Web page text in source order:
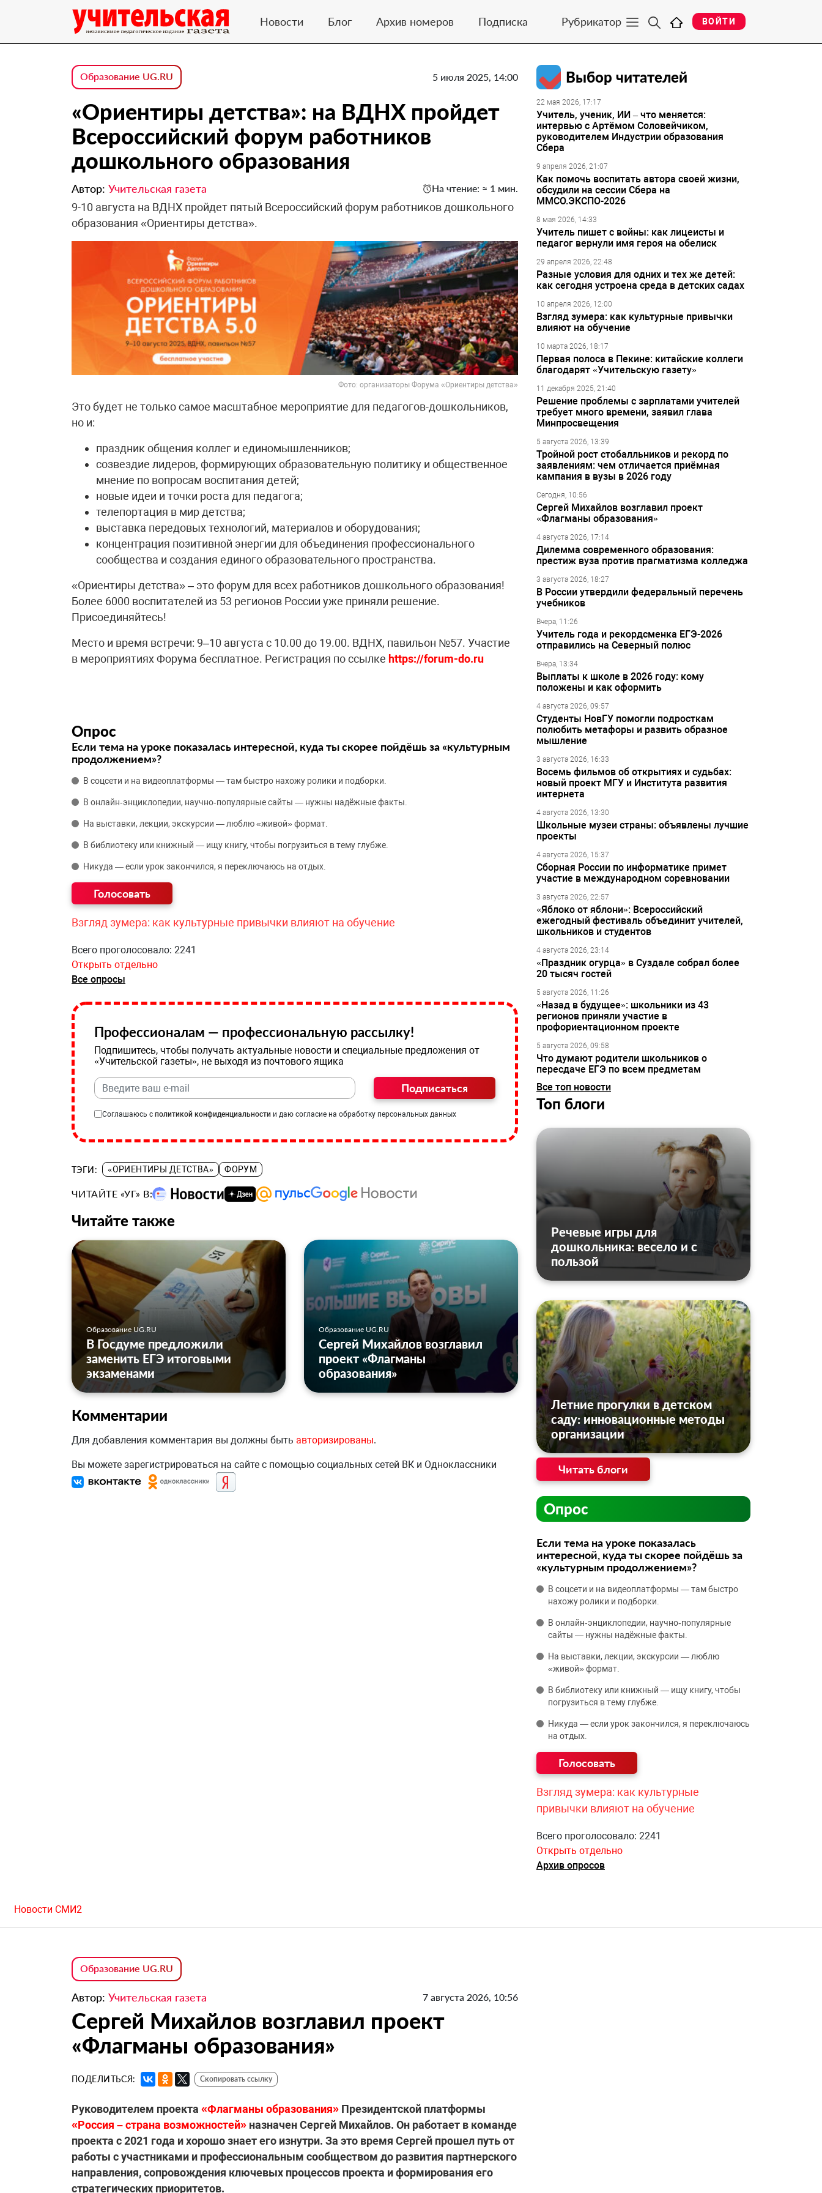
Новости Блог Архив номеров Подписка Рубрикатор ВОЙТИ
Образование UG.RU 5 июля 2025, 14:00
«Ориентиры детства»: на ВДНХ пройдет
Всероссийский форум работников
дошкольного образования
Автор: Учительская газета На чтение: ≈ 1 мин.
9-10 августа на ВДНХ пройдет пятый Всероссийский форум работников дошкольного
образования «Ориентиры детства».
Фото: организаторы Форума «Ориентиры детства»
Это будет не только самое масштабное мероприятие для педагогов-дошкольников,
но и:
праздник общения коллег и единомышленников;
созвездие лидеров, формирующих образовательную политику и общественное
мнение по вопросам воспитания детей;
новые идеи и точки роста для педагога;
телепортация в мир детства;
выставка передовых технологий, материалов и оборудования;
концентрация позитивной энергии для объединения профессионального
сообщества и создания единого образовательного пространства.
«Ориентиры детства» – это форум для всех работников дошкольного образования!
Более 6000 воспитателей из 53 регионов России уже приняли решение.
Присоединяйтесь!
Место и время встречи: 9–10 августа с 10.00 до 19.00. ВДНХ, павильон №57. Участие
в мероприятиях Форума бесплатное. Регистрация по ссылке https://forum-do.ru
Опрос
Если тема на уроке показалась интересной, куда ты скорее пойдёшь за «культурным
продолжением»?
В соцсети и на видеоплатформы — там быстро нахожу ролики и подборки.
В онлайн‑энциклопедии, научно‑популярные сайты — нужны надёжные факты.
На выставки, лекции, экскурсии — люблю «живой» формат.
В библиотеку или книжный — ищу книгу, чтобы погрузиться в тему глубже.
Никуда — если урок закончился, я переключаюсь на отдых.
Взгляд зумера: как культурные привычки влияют на обучение
Всего проголосовало: 2241
Открыть отдельно
Все опросы
Профессионалам — профессиональную рассылку!
Подпишитесь, чтобы получать актуальные новости и специальные предложения от
«Учительской газеты», не выходя из почтового ящика
Подписаться
Соглашаюсь с политикой конфиденциальности и даю согласие на обработку персональных данных
ТЭГИ: «ОРИЕНТИРЫ ДЕТСТВА» ФОРУМ
ЧИТАЙТЕ «УГ» В:
Читайте также
Образование UG.RU
В Госдуме предложили
заменить ЕГЭ итоговыми
экзаменами
Образование UG.RU
Сергей Михайлов возглавил
проект «Флагманы
образования»
Комментарии
Для добавления комментария вы должны быть авторизированы.
Вы можете зарегистрироваться на сайте с помощью социальных сетей ВК и Одноклассники
Выбор читателей
22 мая 2026, 17:17
Учитель, ученик, ИИ – что меняется:
интервью с Артёмом Соловейчиком,
руководителем Индустрии образования
Сбера
9 апреля 2026, 21:07
Как помочь воспитать автора своей жизни,
обсудили на сессии Сбера на
ММСО.ЭКСПО-2026
8 мая 2026, 14:33
Учитель пишет с войны: как лицеисты и
педагог вернули имя героя на обелиск
29 апреля 2026, 22:48
Разные условия для одних и тех же детей:
как сегодня устроена среда в детских садах
10 апреля 2026, 12:00
Взгляд зумера: как культурные привычки
влияют на обучение
10 марта 2026, 18:17
Первая полоса в Пекине: китайские коллеги
благодарят «Учительскую газету»
11 декабря 2025, 21:40
Решение проблемы с зарплатами учителей
требует много времени, заявил глава
Минпросвещения
5 августа 2026, 13:39
Тройной рост стобалльников и рекорд по
заявлениям: чем отличается приёмная
кампания в вузы в 2026 году
Сегодня, 10:56
Сергей Михайлов возглавил проект
«Флагманы образования»
4 августа 2026, 17:14
Дилемма современного образования:
престиж вуза против прагматизма колледжа
3 августа 2026, 18:27
В России утвердили федеральный перечень
учебников
Вчера, 11:26
Учитель года и рекордсменка ЕГЭ-2026
отправились на Северный полюс
Вчера, 13:34
Выплаты к школе в 2026 году: кому
положены и как оформить
4 августа 2026, 09:57
Студенты НовГУ помогли подросткам
полюбить метафоры и развить образное
мышление
3 августа 2026, 16:33
Восемь фильмов об открытиях и судьбах:
новый проект МГУ и Института развития
интернета
4 августа 2026, 13:30
Школьные музеи страны: объявлены лучшие
проекты
4 августа 2026, 15:37
Сборная России по информатике примет
участие в международном соревновании
3 августа 2026, 22:57
«Яблоко от яблони»: Всероссийский
ежегодный фестиваль объединит учителей,
школьников и студентов
4 августа 2026, 23:14
«Праздник огурца» в Суздале собрал более
20 тысяч гостей
5 августа 2026, 11:26
«Назад в будущее»: школьники из 43
регионов приняли участие в
профориентационном проекте
5 августа 2026, 09:58
Что думают родители школьников о
пересдаче ЕГЭ по всем предметам
Все топ новости
Топ блоги
Речевые игры для
дошкольника: весело и с
пользой
Летние прогулки в детском
саду: инновационные методы
организации
Читать блоги
Опрос
Если тема на уроке показалась
интересной, куда ты скорее пойдёшь за
«культурным продолжением»?
В соцсети и на видеоплатформы — там быстро
нахожу ролики и подборки.
В онлайн‑энциклопедии, научно‑популярные
сайты — нужны надёжные факты.
На выставки, лекции, экскурсии — люблю
«живой» формат.
В библиотеку или книжный — ищу книгу, чтобы
погрузиться в тему глубже.
Никуда — если урок закончился, я переключаюсь
на отдых.
Взгляд зумера: как культурные
привычки влияют на обучение
Всего проголосовало: 2241
Открыть отдельно
Архив опросов
Новости СМИ2
Образование UG.RU
Автор: Учительская газета 7 августа 2026, 10:56
Сергей Михайлов возглавил проект
«Флагманы образования»
ПОДЕЛИТЬСЯ: Скопировать ссылку
Руководителем проекта «Флагманы образования» Президентской платформы
«Россия – страна возможностей» назначен Сергей Михайлов. Он работает в команде
проекта с 2021 года и хорошо знает его изнутри. За это время Сергей прошел путь от
работы с участниками и профессиональным сообществом до развития партнерского
направления, сопровождения ключевых процессов проекта и формирования его
стратегических приоритетов.